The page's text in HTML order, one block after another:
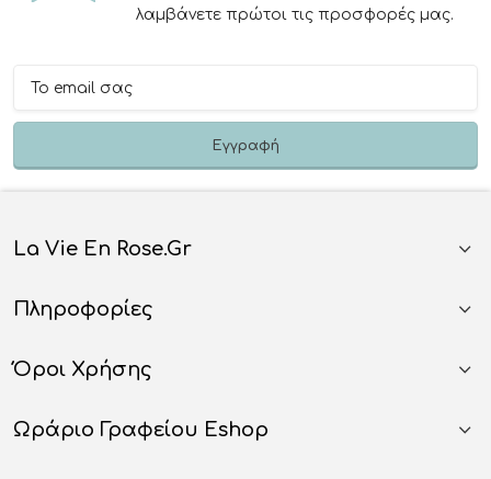
λαμβάνετε πρώτοι τις προσφορές μας.
La Vie En Rose.gr
Πληροφορίες
Όροι Χρήσης
Ωράριο Γραφείου Eshop